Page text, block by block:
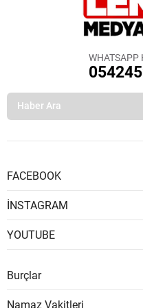
WHATSAPP
FACEBOOK
İNSTAGRAM
YOUTUBE
Burçlar
Namaz Vakitleri